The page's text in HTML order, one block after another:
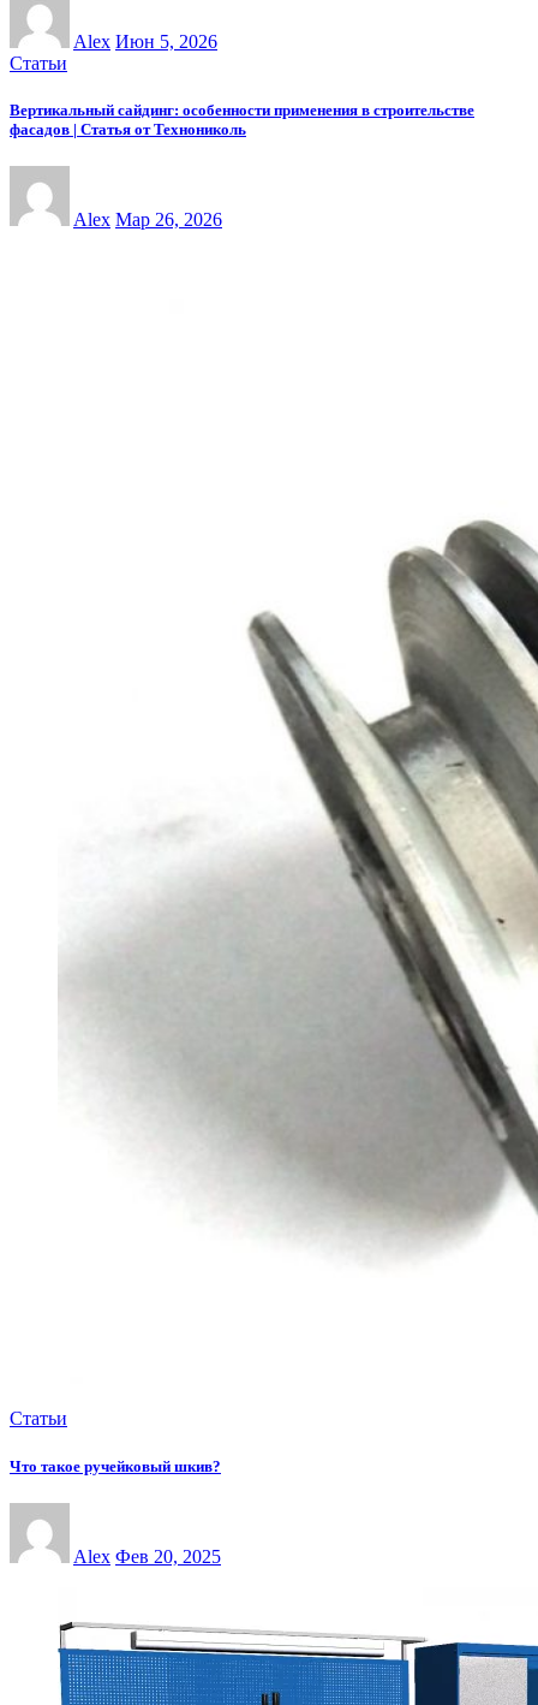
Alex Июн 5, 2026
Статьи
Вертикальный сайдинг: особенности применения в строительстве
фасадов | Статья от Технониколь
Alex Мар 26, 2026
Статьи
Что такое ручейковый шкив?
Alex Фев 20, 2025